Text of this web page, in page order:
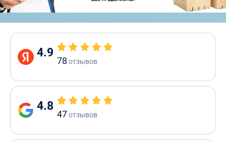
4.9
78 отзывов
4.8
47отзывов